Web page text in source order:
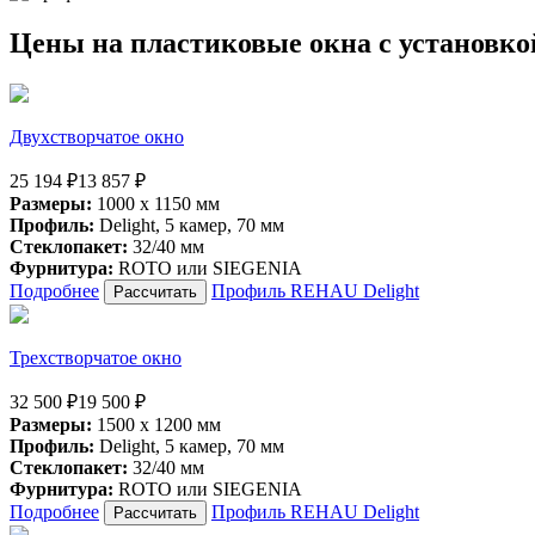
Цены на пластиковые окна с
Двухстворчатое окно
25 194 ₽13 857 ₽
Размеры: 1000 х 1150 мм
Профиль: Delight, 5 камер, 70 мм
Стеклопакет: 32/40 мм
Фурнитура: ROTO или SIEGENIA
Подробнее
Рассчитать Профиль REHAU Delight
Трехстворчатое окно
32 500 ₽19 500 ₽
Размеры: 1500 х 1200 мм
Профиль: Delight, 5 камер, 70 мм
Стеклопакет: 32/40 мм
Фурнитура: ROTO или SIEGENIA
Подробнее
Рассчитать Профиль REHAU Delight